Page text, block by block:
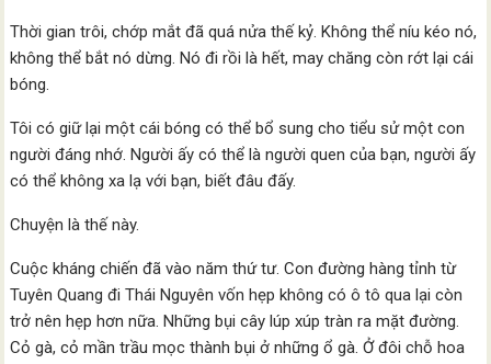
Thời gian trôi, chớp mắt đã quá nửa thế kỷ. Không thể níu kéo nó,
không thể bắt nó dừng. Nó đi rồi là hết, may chăng còn rớt lại cái
bóng.
Tôi có giữ lại một cái bóng có thể bổ sung cho tiểu sử một con
người đáng nhớ. Người ấy có thể là người quen của bạn, người ấy
có thể không xa lạ với bạn, biết đâu đấy.
Chuyện là thế này.
Cuộc kháng chiến đã vào năm thứ tư. Con đường hàng tỉnh từ
Tuyên Quang đi Thái Nguyên vốn hẹp không có ô tô qua lại còn
trở nên hẹp hơn nữa. Những bụi cây lúp xúp tràn ra mặt đường.
Cỏ gà, cỏ mần trầu mọc thành bụi ở những ổ gà. Ở đôi chỗ hoa